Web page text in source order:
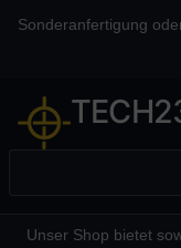
Sonderanfertigung
Unser Shop bietet